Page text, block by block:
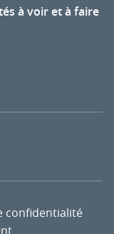
à voir et à faire
confidentialité